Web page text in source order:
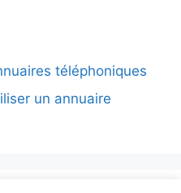
téléphoniques
un annuaire